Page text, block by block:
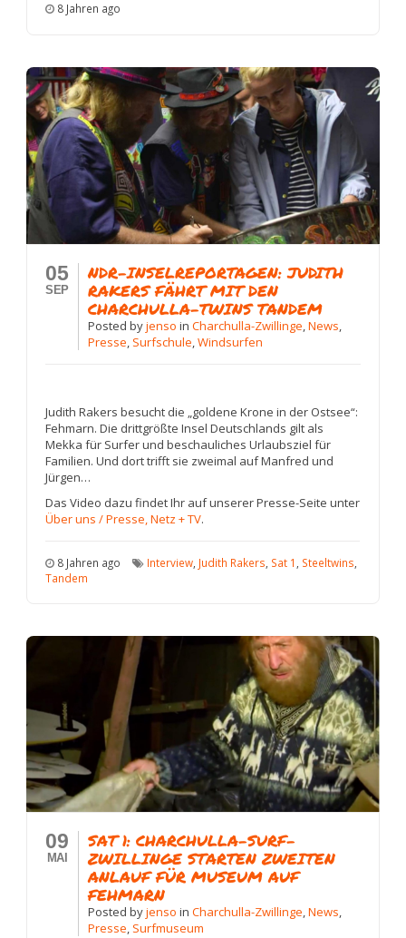
8 Jahren ago
05
SEP
NDR-INSELREPORTAGEN: JUDITH
RAKERS FÄHRT MIT DEN
CHARCHULLA-TWINS TANDEM
PostedbyjensoinCharchulla-Zwillinge,News,
Presse, Surfschule,Windsurfen
Judith Rakers besucht die „goldene Krone in der Ostsee“:
Fehmarn. Die drittgrößte Insel Deutschlands gilt als
Mekka für Surfer und beschauliches Urlaubsziel für
Familien. Und dort trifft sie zweimal auf Manfred und
Jürgen…
Das Video dazu findet Ihr auf unserer Presse-Seite unter
Über uns / Presse, Netz + TV.
8 Jahren ago Interview Judith Rakers Sat 1 Steeltwins
Tandem
09
MAI
SAT 1: CHARCHULLA-SURF-
ZWILLINGE STARTEN ZWEITEN
ANLAUF FÜR MUSEUM AUF
FEHMARN
PostedbyjensoinCharchulla-Zwillinge,News,
Presse, Surfmuseum